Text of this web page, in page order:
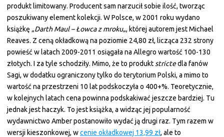
produkt limitowany. Producent sam narzucił sobie ilość, tworząc
poszukiwany element kolekcji. W Polsce, w 2001 roku wydano
książkę „Darth Maul – Łowca z mroku„, której autorem jest Michael
Reaves. Z ceną okładkową na poziomie 24,80 zł, licząca 232 strony
powieść w latach 2009-2011 osiągała na Allegro wartość 100-130
złotych. I za tyle schodziły. Mimo, że to produkt strictedla fanów
Sagi, w dodatku ograniczony tylko do terytorium Polski, a mimo to
wartość na przestrzeni 10 lat podskoczyła o 400+%. Teoretycznie,
w kolejnych latach cena powinna podskakiwać jeszcze bardziej. Tu
jednak jest haczyk. To jest książka, a widząc jej popularność
wydawnictwo Amber postanowiło wydać ją drugi raz. Tym razem w
wersji kieszonkowej, wcenie okładkowej 13,99 zł, ale to